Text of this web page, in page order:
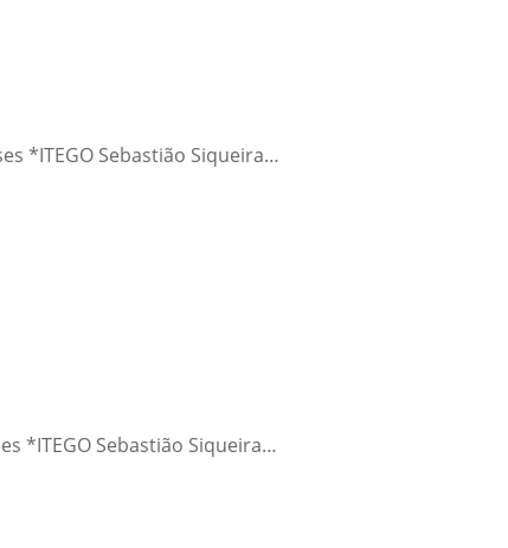
*ITEGO Sebastião Siqueira…
*ITEGO Sebastião Siqueira…